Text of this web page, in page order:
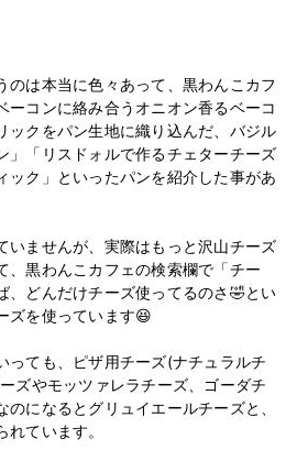
のは本当に色々あって、黒わんこカフ
ーコンに絡み合うオニオン香るベーコ
ックをパン生地に織り込んだ、バジル
」「リスドォルで作るチェターチーズ
ック」といったパンを紹介した事があ
いませんが、実際はもっと沢山チーズ
、黒わんこカフェの検索欄で「チー
、どんだけチーズ使ってるのさ🤣とい
ズを使っています😆
っても、ピザ用チーズ(ナチュラルチ
ズやモッツァレラチーズ、ゴーダチ
になるとグリュイエールチーズと、
ています。